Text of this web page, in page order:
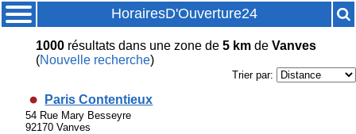
HorairesD'Ouverture24
1000résultatsdans une zone de 5 kmde Vanves
(Nouvelle recherche)
Trier par:
Paris Contentieux
54 Rue Mary Besseyre
92170 Vanves